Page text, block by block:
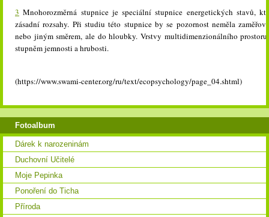
3 Mnohorozměrná stupnice je speciální stupnice energetických stavů,
zásadní rozsahy. Při studiu této stupnice by se pozornost neměla
nebo jiným směrem, ale do hloubky. Vrstvy multidimenzionálního
stupněm jemnosti a hrubosti.
(https://www.swami-center.org/ru/text/ecopsychology/page_04.shtml)
Fotoalbum
Dárek k narozeninám
Duchovní Učitelé
Moje Pepinka
Ponoření do Ticha
Příroda